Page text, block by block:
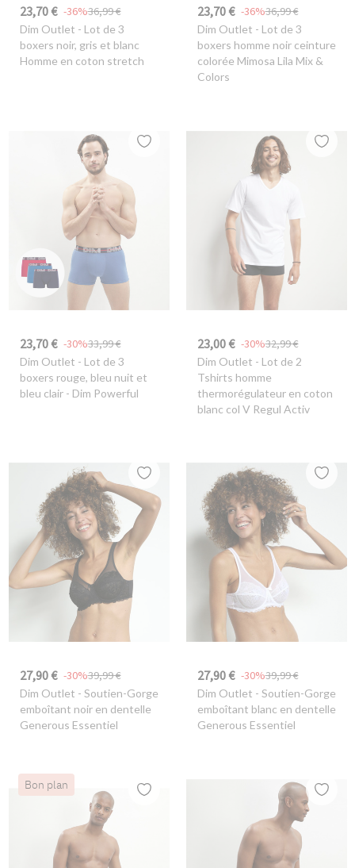
23,70 € 36,99 €
-36%
Dim Outlet - Lot de 3
boxers noir, gris et blanc
Homme en coton stretch
23,70 € 36,99 €
-36%
Dim Outlet - Lot de 3
boxers homme noir ceinture
colorée Mimosa Lila Mix &
Colors
23,70 € 33,99 €
-30%
Dim Outlet - Lot de 3
boxers rouge, bleu nuit et
bleu clair - Dim Powerful
23,00 € 32,99 €
-30%
Dim Outlet - Lot de 2
Tshirts homme
thermorégulateur en coton
blanc col V Regul Activ
27,90 € 39,99 €
-30%
Dim Outlet - Soutien-Gorge
emboîtant noir en dentelle
Generous Essentiel
27,90 € 39,99 €
-30%
Dim Outlet - Soutien-Gorge
emboîtant blanc en dentelle
Generous Essentiel
Bon plan